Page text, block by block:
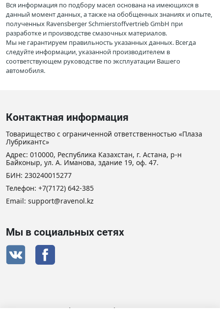
Вся информация по подбору масел основана на имеющихся в
данный момент данных, а также на обобщенных знаниях и опыте,
полученных Ravensberger Schmierstoffvertrieb GmbH при
разработке и производстве смазочных материалов.
Мы не гарантируем правильность указанных данных. Всегда
следуйте информации, указанной производителем в
соответствующем руководстве по эксплуатации Вашего
автомобиля.
Контактная информация
Товарищество с ограниченной ответственностью «Плаза
Лубрикантс»
Адрес: 010000, Республика Казахстан, г. Астана, р-н
Байконыр, ул. А. Иманова, здание 19, оф. 47.
БИН: 230240015277
Телефон: +7(7172) 642-385
Email: support@ravenol.kz
Мы в социальных сетях